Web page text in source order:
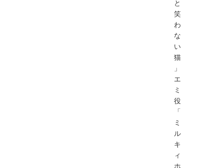
と
笑
わ
な
い
猫
」
エ
ミ
役
「
ミ
ル
キ
ィ
ホ